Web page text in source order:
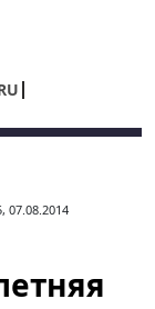
07.08.2014